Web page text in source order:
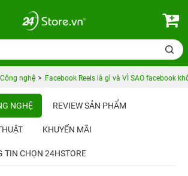
Công nghệ Facebook Reels là gì và VÌ SAO facebook
NGHỆ REVIEW SẢN PHẨM
KHUYẾN MÃI
TIN CHỌN 24HSTORE